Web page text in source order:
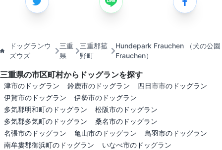
ドッグランウ
ズウズ
三重
県
三重郡菰
野町
Hundepark Frauchen （犬の公園
Frauchen）
三重県の市区町村からドッグランを探す
津市のドッグラン 鈴鹿市のドッグラン
四日市市のドッグラン
伊賀市のドッグラン
伊勢市のドッグラン
多気郡明和町のドッグラン
松阪市のドッグラン
多気郡多気町のドッグラン
桑名市のドッグラン
名張市のドッグラン
亀山市のドッグラン
鳥羽市のドッグラン
南牟婁郡御浜町のドッグラン
いなべ市のドッグラン